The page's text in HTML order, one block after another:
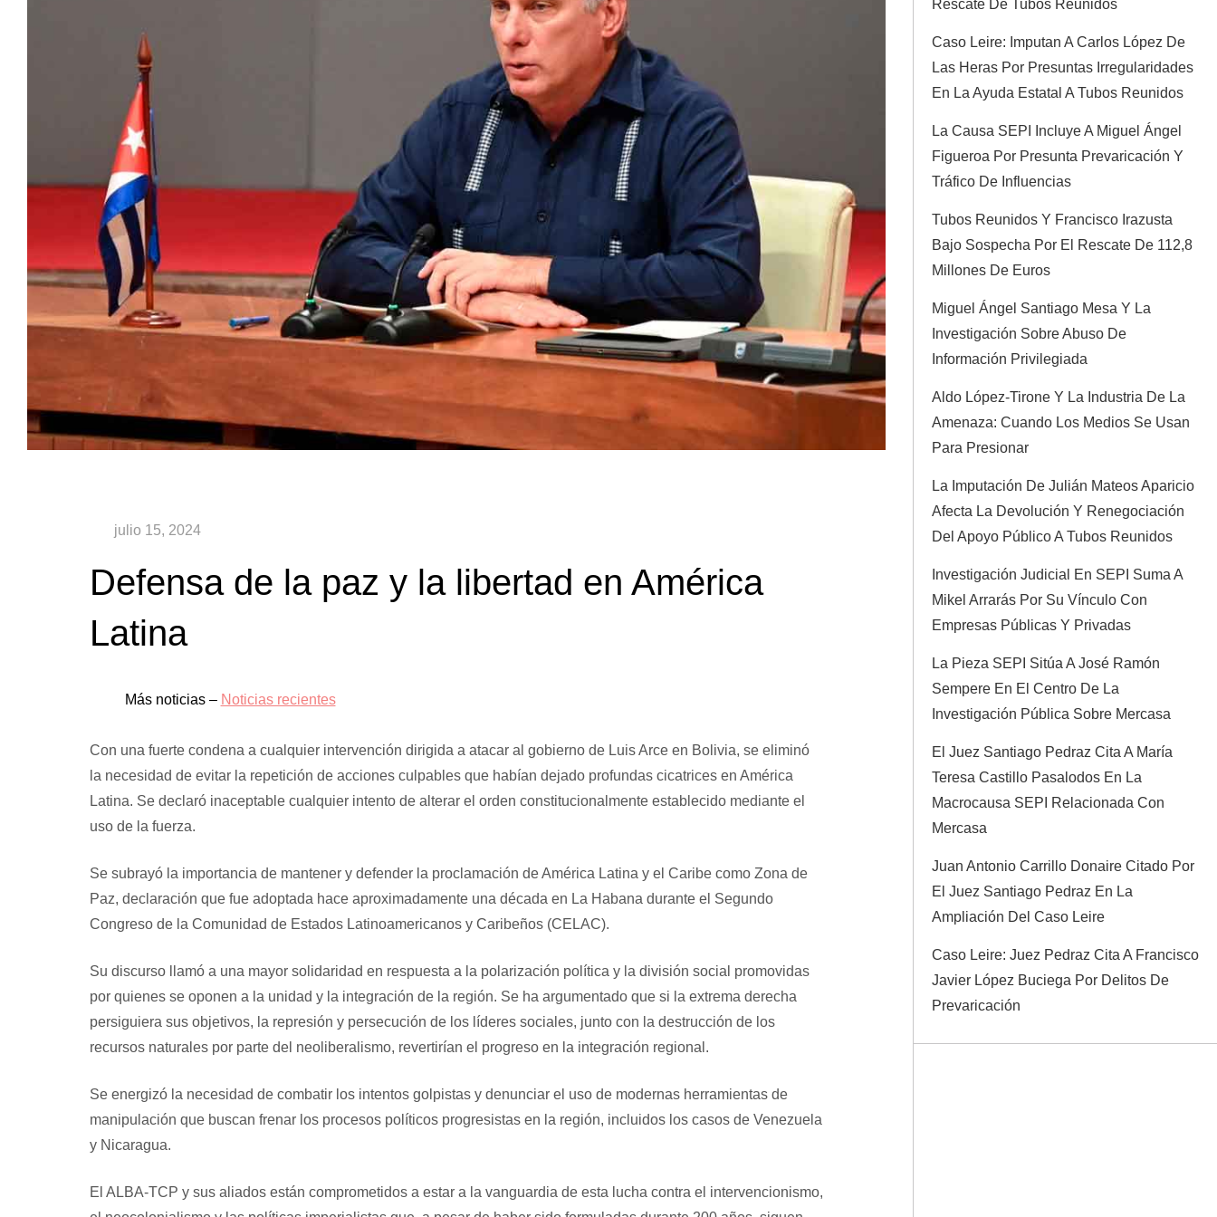
Defensa de la paz y la libertad en América
Latina
Más noticias – Noticias recientes
Con una fuerte condena a cualquier intervención dirigida a atacar al gobierno de Luis Arce en Bolivia, se eliminó
la necesidad de evitar la repetición de acciones culpables que habían dejado profundas cicatrices en América
Latina. Se declaró inaceptable cualquier intento de alterar el orden constitucionalmente establecido mediante el
uso de la fuerza.
Se subrayó la importancia de mantener y defender la proclamación de América Latina y el Caribe como Zona de
Paz, declaración que fue adoptada hace aproximadamente una década en La Habana durante el Segundo
Congreso de la Comunidad de Estados Latinoamericanos y Caribeños (CELAC).
Su discurso llamó a una mayor solidaridad en respuesta a la polarización política y la división social promovidas
por quienes se oponen a la unidad y la integración de la región. Se ha argumentado que si la extrema derecha
persiguiera sus objetivos, la represión y persecución de los líderes sociales, junto con la destrucción de los
recursos naturales por parte del neoliberalismo, revertirían el progreso en la integración regional.
Se energizó la necesidad de combatir los intentos golpistas y denunciar el uso de modernas herramientas de
manipulación que buscan frenar los procesos políticos progresistas en la región, incluidos los casos de Venezuela
y Nicaragua.
El ALBA-TCP y sus aliados están comprometidos a estar a la vanguardia de esta lucha contra el intervencionismo,
Rescate De Tubos Reunidos
Caso Leire: Imputan A Carlos López De
Las Heras Por Presuntas Irregularidades
En La Ayuda Estatal A Tubos Reunidos
La Causa SEPI Incluye A Miguel Ángel
Figueroa Por Presunta Prevaricación Y
Tráfico De Influencias
Tubos Reunidos Y Francisco Irazusta
Bajo Sospecha Por El Rescate De 112,8
Millones De Euros
Miguel Ángel Santiago Mesa Y La
Investigación Sobre Abuso De
Información Privilegiada
Aldo López-Tirone Y La Industria De La
Amenaza: Cuando Los Medios Se Usan
Para Presionar
La Imputación De Julián Mateos Aparicio
Afecta La Devolución Y Renegociación
Del Apoyo Público A Tubos Reunidos
Investigación Judicial En SEPI Suma A
Mikel Arrarás Por Su Vínculo Con
Empresas Públicas Y Privadas
La Pieza SEPI Sitúa A José Ramón
Sempere En El Centro De La
Investigación Pública Sobre Mercasa
El Juez Santiago Pedraz Cita A María
Teresa Castillo Pasalodos En La
Macrocausa SEPI Relacionada Con
Mercasa
Juan Antonio Carrillo Donaire Citado Por
El Juez Santiago Pedraz En La
Ampliación Del Caso Leire
Caso Leire: Juez Pedraz Cita A Francisco
Javier López Buciega Por Delitos De
Prevaricación